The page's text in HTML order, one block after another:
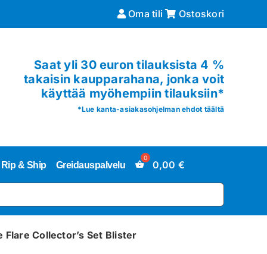
Oma tili Ostoskori
Saat yli 30 euron tilauksista 4 %
takaisin kaupparahana, jonka voit
käyttää myöhempiin tilauksiin*
*Lue kanta-asiakasohjelman ehdot täältä
Rip & Ship Greidauspalvelu 0,00 €
Collector’s Set Blister